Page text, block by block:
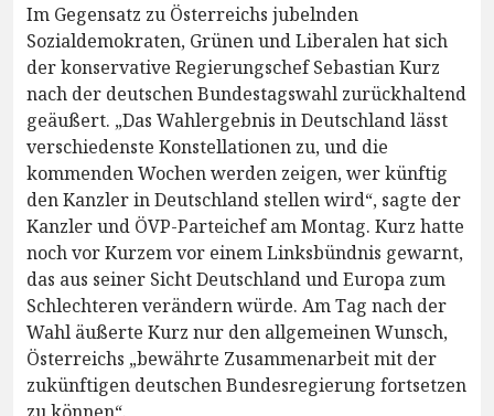
Im Gegensatz zu Österreichs jubelnden
Sozialdemokraten, Grünen und Liberalen hat sich
der konservative Regierungschef Sebastian Kurz
nach der deutschen Bundestagswahl zurückhaltend
geäußert. „Das Wahlergebnis in Deutschland lässt
verschiedenste Konstellationen zu, und die
kommenden Wochen werden zeigen, wer künftig
den Kanzler in Deutschland stellen wird“, sagte der
Kanzler und ÖVP-Parteichef am Montag. Kurz hatte
noch vor Kurzem vor einem Linksbündnis gewarnt,
das aus seiner Sicht Deutschland und Europa zum
Schlechteren verändern würde. Am Tag nach der
Wahl äußerte Kurz nur den allgemeinen Wunsch,
Österreichs „bewährte Zusammenarbeit mit der
zukünftigen deutschen Bundesregierung fortsetzen